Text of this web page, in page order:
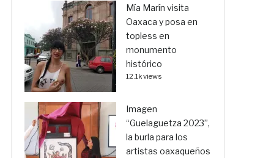
Mía Marín visita
Oaxaca y posa en
topless en
monumento
histórico
12.1k views
Imagen
“Guelaguetza 2023”,
la burla para los
artistas oaxaqueños